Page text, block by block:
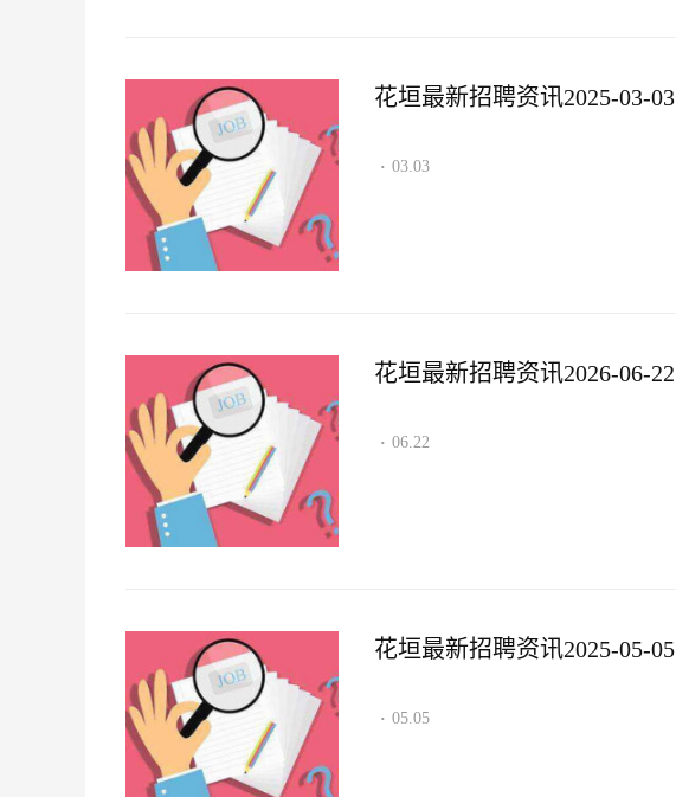
花垣最新招聘资讯2025-03-03
· 03.03
花垣最新招聘资讯2026-06-22
· 06.22
花垣最新招聘资讯2025-05-05
· 05.05